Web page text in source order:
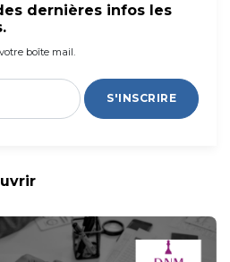
dernières infos les
boîte mail.
S'INSCRIRE